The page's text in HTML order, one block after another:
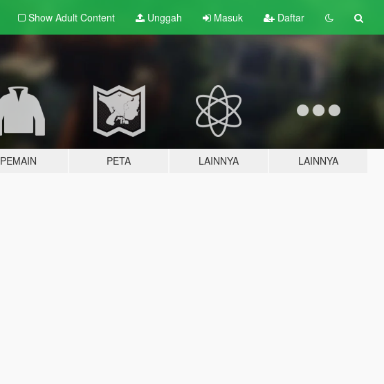
Show Adult Content Unggah Masuk Daftar
PEMAIN PETA LAINNYA LAINNYA